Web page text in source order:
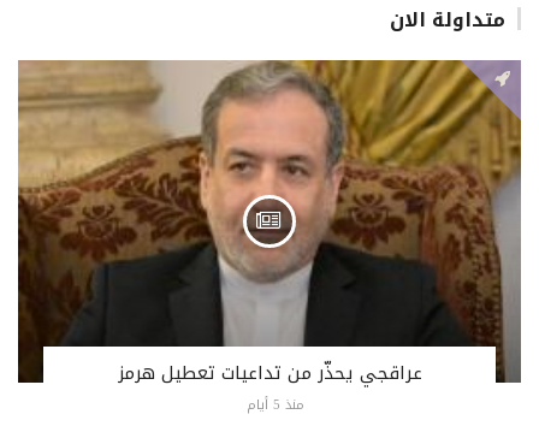
متداولة الان
عراقجي يحذّر من تداعيات تعطيل هرمز
منذ 5 أيام